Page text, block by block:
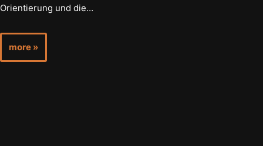
Orientierung und die…
more »